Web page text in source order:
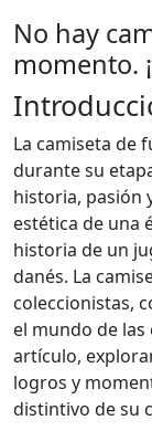
No hay
momento.
La camiseta de
durante su
historia, pasión
estética de una
historia de un
danés. La
coleccionistas,
el mundo de
artículo,
logros y
distintivo de su